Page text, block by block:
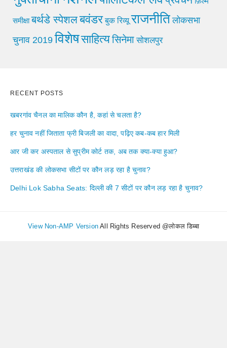
समीक्षा बर्थडे स्पेशलबवंडर बुक रिव्यू राजनीति लोकसभा
चुनाव 2019 विशेषसाहित्यसिनेमा सोशलपुर
RECENT POSTS
खबरगांव चैनल का मालिक कौन है, कहां से चलता है?
हर चुनाव नहीं जिताता फ्री बिजली का वादा, पढ़िए कब-कब हार मिली
आर जी कर अस्पताल से सुप्रीम कोर्ट तक, अब तक क्या-क्या हुआ?
उत्तराखंड की लोकसभा सीटों पर कौन लड़ रहा है चुनाव?
Delhi Lok Sabha Seats: दिल्ली की 7 सीटों पर कौन लड़ रहा है चुनाव?
View Non-AMP Version All Rights Reserved @लोकल डिब्बा